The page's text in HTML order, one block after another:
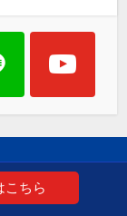
こちら